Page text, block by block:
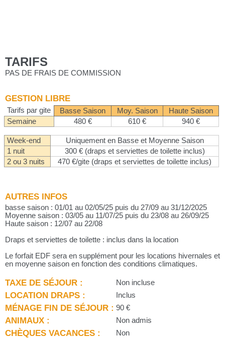
TARIFS
PAS DE FRAIS DE COMMISSION
GESTION LIBRE
Tarifs par gite Basse Saison Moy. Saison
Haute Saison
Semaine
480 € 610 € 940 €
Week-end
Uniquement en Basse et Moyenne Saison
1 nuit
300 € (draps et serviettes de toilette inclus)
2 ou 3 nuits
470 €/gite (draps et serviettes de toilette inclus)
AUTRES INFOS
basse saison : 01/01 au 02/05/25 puis du 27/09 au 31/12/2025
Moyenne saison : 03/05 au 11/07/25 puis du 23/08 au 26/09/25
Haute saison : 12/07 au 22/08
Draps et serviettes de toilette : inclus dans la location
Le forfait EDF sera en supplément pour les locations hivernales et
en moyenne saison en fonction des conditions climatiques.
TAXE DE SÉJOUR : Non incluse
LOCATION DRAPS : Inclus
MÉNAGE FIN DE SÉJOUR : 90 €
ANIMAUX : Non admis
CHÈQUES VACANCES : Non